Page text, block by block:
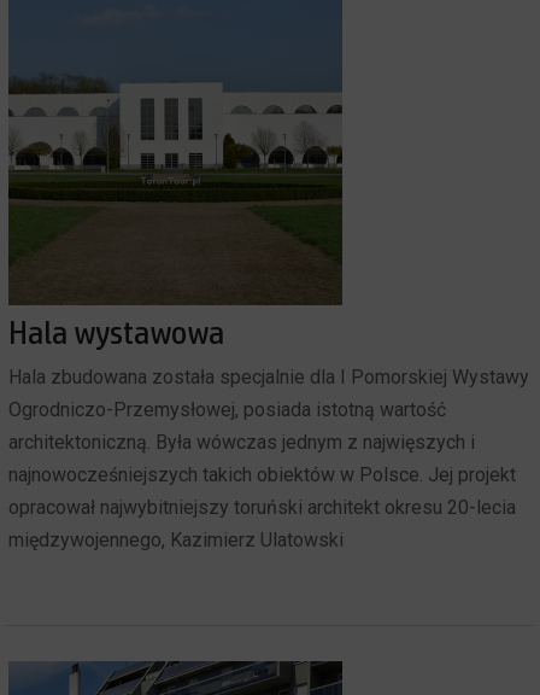
Hala wystawowa
Hala zbudowana została specjalnie dla I Pomorskiej Wystawy
Ogrodniczo-Przemysłowej, posiada istotną wartość
architektoniczną. Była wówczas jednym z najwięszych i
najnowocześniejszych takich obiektów w Polsce. Jej projekt
opracował najwybitniejszy toruński architekt okresu 20-lecia
międzywojennego, Kazimierz Ulatowski